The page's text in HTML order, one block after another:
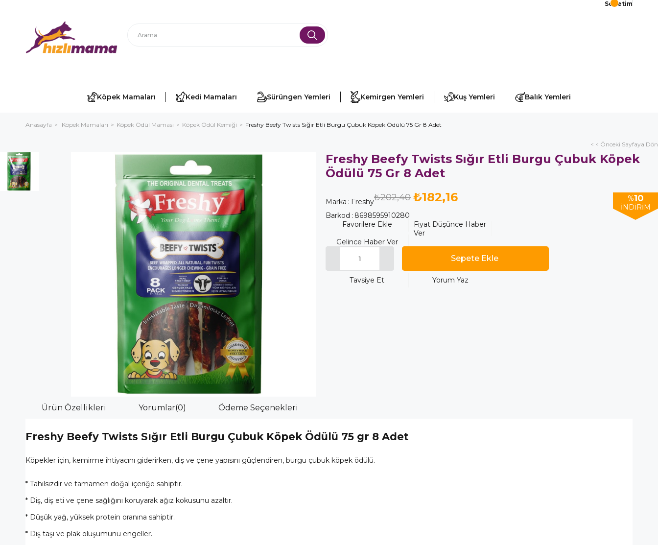
Sepetim
Köpek Mamaları Kedi Mamaları Sürüngen Yemleri Kemirgen Yemleri Kuş Yemleri Balık Yemleri
Anasayfa Köpek Mamaları Köpek Ödül Maması Köpek Ödül Kemiği Freshy Beefy Twists Sığır Etli Burgu Çubuk Köpek Ödülü 75 Gr 8 Adet
< < Önceki Sayfaya Dön
Freshy Beefy Twists Sığır Etli Burgu Çubuk Köpek
Ödülü 75 Gr 8 Adet
Marka : Freshy %10
İNDIRIM
₺202,40 ₺182,16
Barkod : 8698595910280
Favorilere Ekle
Fiyat Düşünce Haber
Ver
Gelince Haber Ver
Tavsiye Et Yorum Yaz
Ürün Özellikleri Yorumlar(0) Ödeme Seçenekleri
Freshy Beefy Twists Sığır Etli Burgu Çubuk Köpek Ödülü 75 gr 8 Adet
Köpekler için, kemirme ihtiyacını giderirken, diş ve çene yapısını güçlendiren, burgu çubuk köpek ödülü.
* Tahılsızdır ve tamamen doğal içeriğe sahiptir.
* Diş, diş eti ve çene sağlığını koruyarak ağız kokusunu azaltır.
* Düşük yağ, yüksek protein oranına sahiptir.
* Diş taşı ve plak oluşumunu engeller.